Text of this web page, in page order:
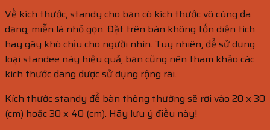
Về kích thước, standy cho bạn có kích thước vô cùng đa
dạng, miễn là nhỏ gọn. Đặt trên bàn không tốn diện tích
hay gây khó chịu cho người nhìn. Tuy nhiên, để sử dụng
loại standee này hiệu quả, bạn cũng nên tham khảo các
kích thước đang được sử dụng rộng rãi.
Kích thước standy để bàn thông thường sẽ rơi vào 20 x 30
(cm) hoặc 30 x 40 (cm). Hãy lưu ý điều này!